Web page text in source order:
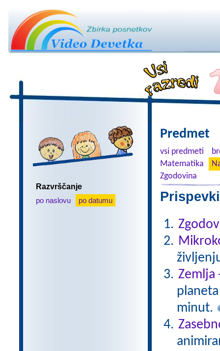
Razvrščanje
po naslovu
po datumu
Predmet
vsi predmeti
Matematika
Zgodovina
Zemlja
minut.